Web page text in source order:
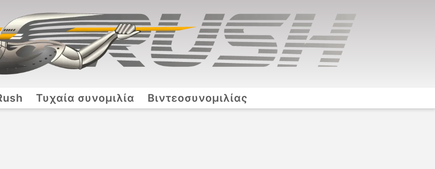
Τυχαία συνομιλία Βιντεοσυνομιλίας